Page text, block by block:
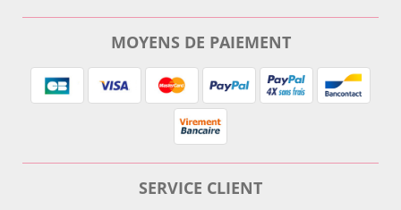
MOYENS DE PAIEMENT
SERVICE CLIENT